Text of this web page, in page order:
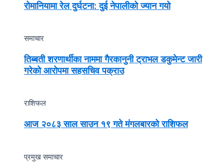
रोमानियामा रेल दुर्घटना: दुई नेपालीको ज्यान गयो
समाचार
तिब्बती शरणार्थीका नाममा गैरकानुनी ट्राभल डकुमेन्ट जारी
गरेको आरोपमा सहसचिव पक्राउ
राशिफल
आज २०८३ साल साउन १९ गते मंगलबारको राशिफल
प्रमुख समाचार